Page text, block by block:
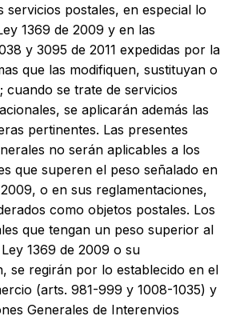
servicios postales, en especial lo
1369 de 2009 y en las
y 3095 de 2011 expedidas por la
que las modifiquen, sustituyan o
cuando se trate de servicios
se aplicarán además las
pertinentes. Las presentes
no serán aplicables a los
que superen el peso señalado en
o en sus reglamentaciones,
como objetos postales. Los
que tengan un peso superior al
1369 de 2009 o su
se regirán por lo establecido en el
(arts. 981-999 y 1008-1035) y
Generales de Interenvios